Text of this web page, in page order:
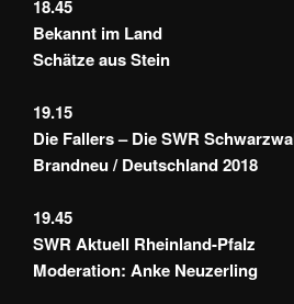
18.45
Bekannt im Land
Schätze aus Stein
19.15
Die Fallers – Die SWR
Brandneu / Deutschland 2018
19.45
SWR Aktuell Rheinland-Pfalz
Moderation: Anke Neuzerling